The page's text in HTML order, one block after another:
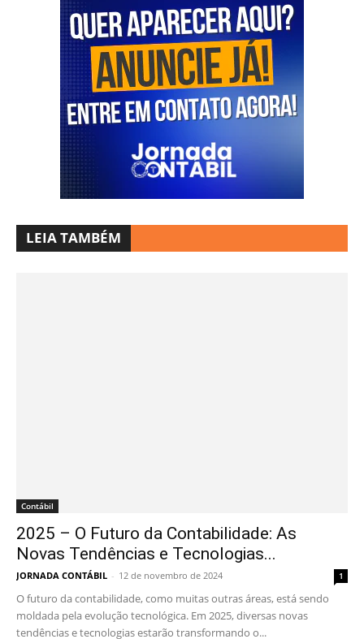
LEIA TAMBÉM
Contábil
2025 – O Futuro da Contabilidade: As
Novas Tendências e Tecnologias...
JORNADA CONTÁBIL - 12 de novembro de 2024 1
O futuro da contabilidade, como muitas outras áreas, está sendo
moldada pela evolução tecnológica. Em 2025, diversas novas
tendências e tecnologias estarão transformando o...